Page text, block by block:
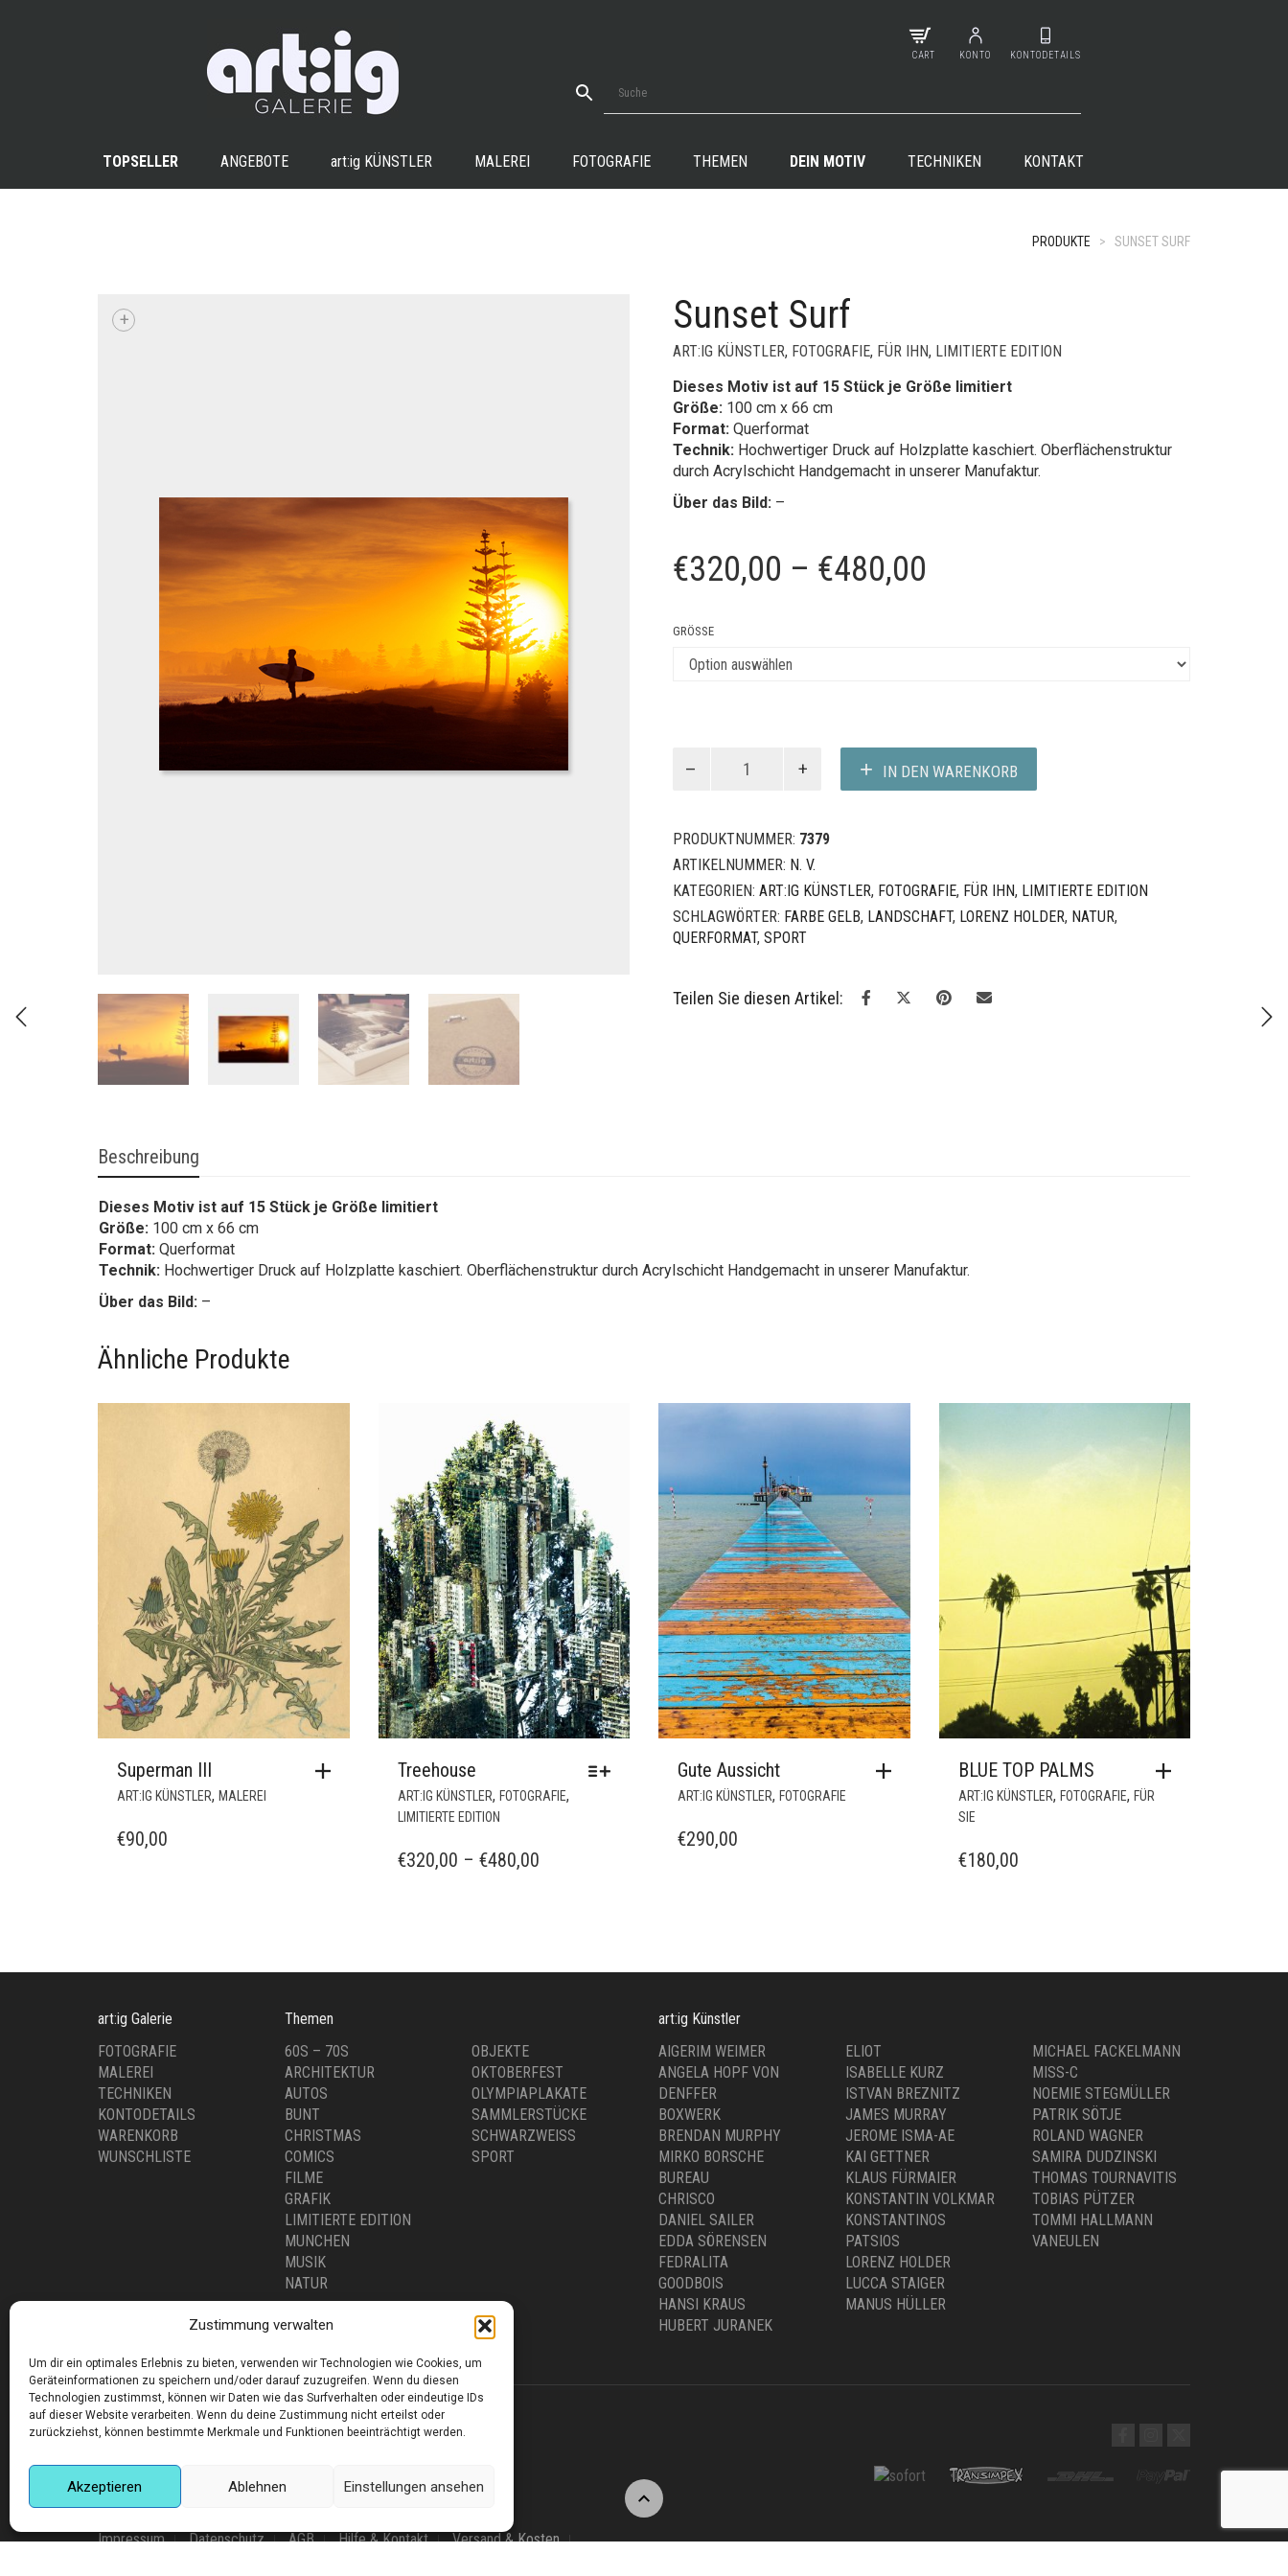
Zustimmung verwalten
Um dir ein optimales Erlebnis zu bieten, verwenden wir Technologien wie Cookies, um
Geräteinformationen zu speichern und/oder darauf zuzugreifen. Wenn du diesen
Technologien zustimmst, können wir Daten wie das Surfverhalten oder eindeutige IDs
auf dieser Website verarbeiten. Wenn du deine Zustimmung nicht erteilst oder
zurückziehst, können bestimmte Merkmale und Funktionen beeinträchtigt werden.
Akzeptieren Ablehnen Einstellungen ansehen
CART KONTO KONTODETAILS
TOPSELLER ANGEBOTE art:ig KÜNSTLER MALEREI FOTOGRAFIE THEMEN DEIN MOTIV TECHNIKEN KONTAKT
PRODUKTE > SUNSET SURF
+ Sunset Surf
ART:IG KÜNSTLER, FOTOGRAFIE, FÜR IHN, LIMITIERTE EDITION
Dieses Motiv ist auf 15 Stück je Größe limitiert
Größe: 100 cm x 66 cm
Format: Querformat
Technik: Hochwertiger Druck auf Holzplatte kaschiert. Oberflächenstruktur
durch Acrylschicht Handgemacht in unserer Manufaktur.
Über das Bild: –
€320,00 – €480,00
GRÖSSE
IN DEN WARENKORB
PRODUKTNUMMER: 7379
ARTIKELNUMMER: N. V.
KATEGORIEN: ART:IG KÜNSTLER, FOTOGRAFIE, FÜR IHN, LIMITIERTE EDITION
SCHLAGWÖRTER: FARBE GELB, LANDSCHAFT, LORENZ HOLDER, NATUR,
QUERFORMAT, SPORT
Teilen Sie diesen Artikel:
Beschreibung
Dieses Motiv ist auf 15 Stück je Größe limitiert
Größe: 100 cm x 66 cm
Format: Querformat
Technik: Hochwertiger Druck auf Holzplatte kaschiert. Oberflächenstruktur durch Acrylschicht Handgemacht in unserer Manufaktur.
Über das Bild: –
Ähnliche Produkte
Superman III
ART:IG KÜNSTLER, MALEREI
€90,00
Treehouse
ART:IG KÜNSTLER, FOTOGRAFIE,
LIMITIERTE EDITION
PRODUKTSEITE
GEWÄHLT
WERDEN
€320,00 – €480,00PREISSPANNE:
Gute Aussicht
ART:IG KÜNSTLER, FOTOGRAFIE
€290,00
BLUE TOP PALMS
ART:IG KÜNSTLER, FOTOGRAFIE, FÜR
SIE
€180,00
art:ig Galerie
FOTOGRAFIE
MALEREI
TECHNIKEN
KONTODETAILS
WARENKORB
WUNSCHLISTE
Themen
60S – 70S
ARCHITEKTUR
AUTOS
BUNT
CHRISTMAS
COMICS
FILME
GRAFIK
LIMITIERTE EDITION
MUNCHEN
MUSIK
NATUR
OBJEKTE
OKTOBERFEST
OLYMPIAPLAKATE
SAMMLERSTÜCKE
SCHWARZWEISS
SPORT
art:ig Künstler
AIGERIM WEIMER
ANGELA HOPF VON
DENFFER
BOXWERK
BRENDAN MURPHY
MIRKO BORSCHE
BUREAU
CHRISCO
DANIEL SAILER
EDDA SÖRENSEN
FEDRALITA
GOODBOIS
HANSI KRAUS
HUBERT JURANEK
ELIOT
ISABELLE KURZ
ISTVAN BREZNITZ
JAMES MURRAY
JEROME ISMA-AE
KAI GETTNER
KLAUS FÜRMAIER
KONSTANTIN VOLKMAR
KONSTANTINOS
PATSIOS
LORENZ HOLDER
LUCCA STAIGER
MANUS HÜLLER
MICHAEL FACKELMANN
MISS-C
NOEMIE STEGMÜLLER
PATRIK SÖTJE
ROLAND WAGNER
SAMIRA DUDZINSKI
THOMAS TOURNAVITIS
TOBIAS PÜTZER
TOMMI HALLMANN
VANEULEN
Corneliusstr. 19, München, 80469, Germany
Impressum
Datenschutz AGB Hilfe & Kontakt
Versand & Kosten